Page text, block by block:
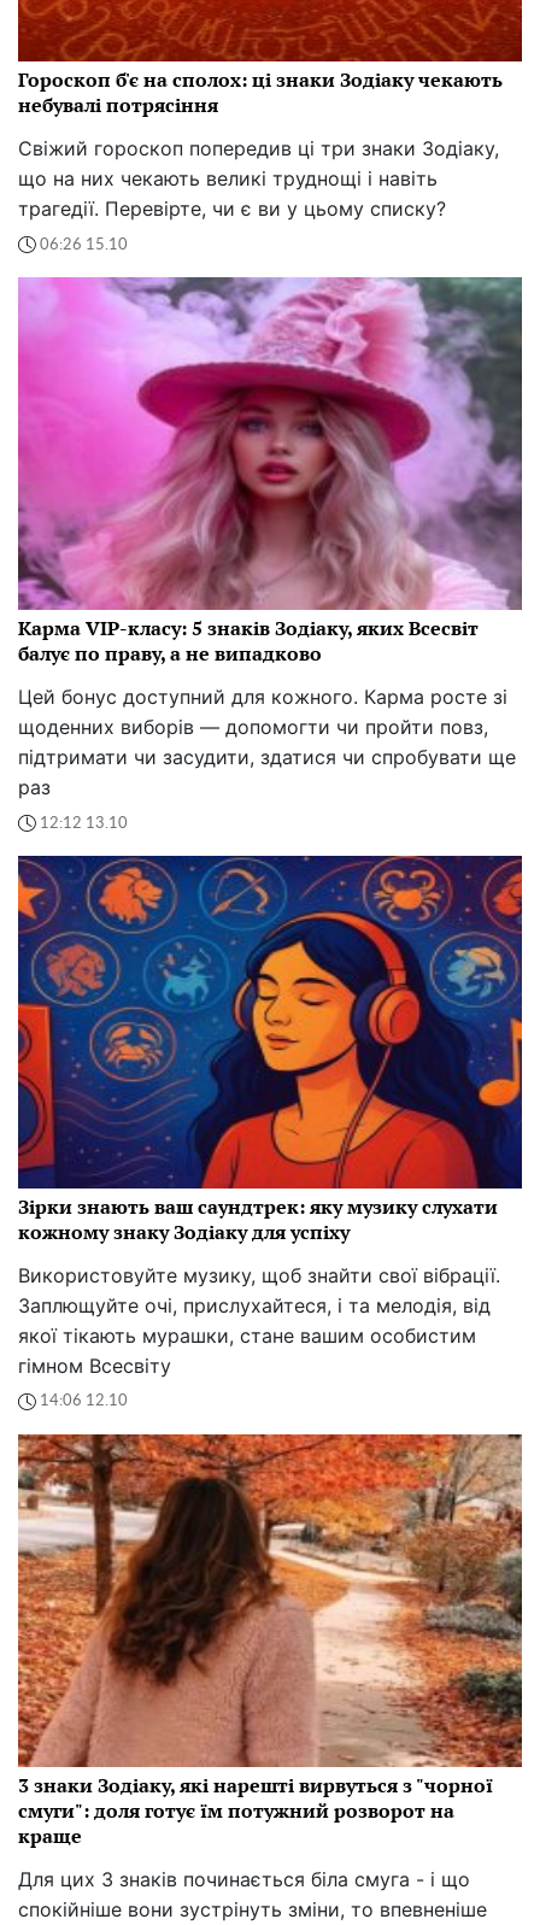
Гороскоп б'є на сполох: ці знаки Зодіаку чекають
небувалі потрясіння
Свіжий гороскоп попередив ці три знаки Зодіаку,
що на них чекають великі труднощі і навіть
трагедії. Перевірте, чи є ви у цьому списку?
06:26 15.10
Карма VIP-класу: 5 знаків Зодіаку, яких Всесвіт
балує по праву, а не випадково
Цей бонус доступний для кожного. Карма росте зі
щоденних виборів — допомогти чи пройти повз,
підтримати чи засудити, здатися чи спробувати ще
раз
12:12 13.10
Зірки знають ваш саундтрек: яку музику слухати
кожному знаку Зодіаку для успіху
Використовуйте музику, щоб знайти свої вібрації.
Заплющуйте очі, прислухайтеся, і та мелодія, від
якої тікають мурашки, стане вашим особистим
гімном Всесвіту
14:06 12.10
3 знаки Зодіаку, які нарешті вирвуться з "чорної
смуги": доля готує їм потужний розворот на
краще
Для цих 3 знаків починається біла смуга - і що
спокійніше вони зустрінуть зміни, то впевненіше